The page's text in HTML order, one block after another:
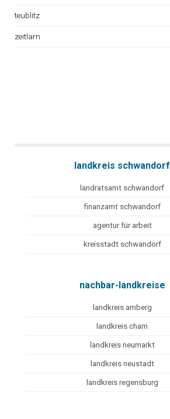
teublitz
zeitlarn
landkreis schwandorf
landratsamt schwandorf
finanzamt schwandorf
agentur für arbeit
kreisstadt schwandorf
nachbar-landkreise
landkreis amberg
landkreis cham
landkreis neumarkt
landkreis neustadt
landkreis regensburg